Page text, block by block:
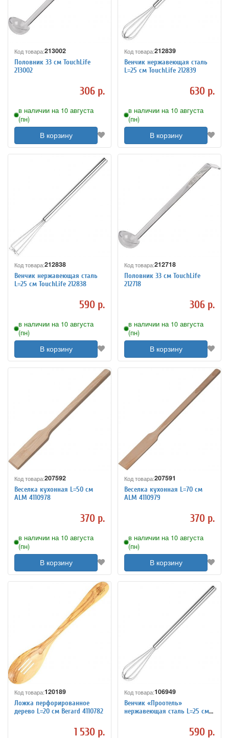
Код товара:213002
Половник 33 см TouchLife
213002
306 р.
в наличии на 10 августа
(пн)
В корзину
Код товара:212839
Венчик нержавеющая сталь
L=25 см TouchLife 212839
630 р.
в наличии на 10 августа
(пн)
В корзину
Код товара:212838
Венчик нержавеющая сталь
L=25 см TouchLife 212838
590 р.
в наличии на 10 августа
(пн)
В корзину
Код товара:212718
Половник 33 см TouchLife
212718
306 р.
в наличии на 10 августа
(пн)
В корзину
Код товара:207592
Веселка кухонная L=50 см
ALM 4110978
370 р.
в наличии на 10 августа
(пн)
В корзину
Код товара:207591
Веселка кухонная L=70 см
ALM 4110979
370 р.
в наличии на 10 августа
(пн)
В корзину
Код товара:120189
Ложка перфорированное
дерево L=20 см Berard 4110782
1 530 р.
Код товара:106949
Венчик «Проотель»
нержавеющая сталь L=25 см
590 р.